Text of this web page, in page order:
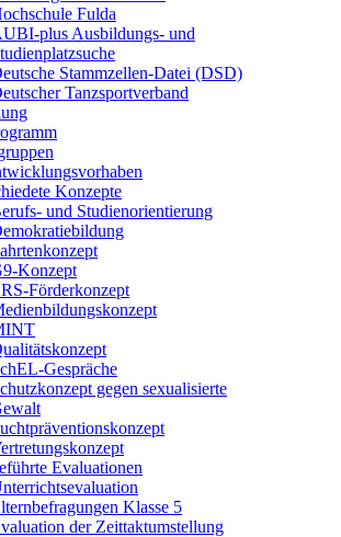
Fulda
plus Ausbildungs- und
Stammzellen-Datei (DSD)
Tanzsportverband
Konzepte
und Studienorientierung
Konzept
Förderkonzept
Gespräche
gegen sexualisierte
Evaluationen
Klasse 5
der Zeittaktumstellung